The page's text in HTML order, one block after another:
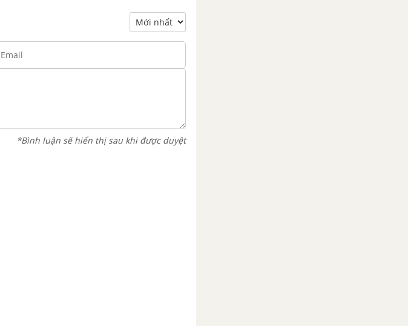
*Bình luận sẽ hiển thị sau khi được duyệt